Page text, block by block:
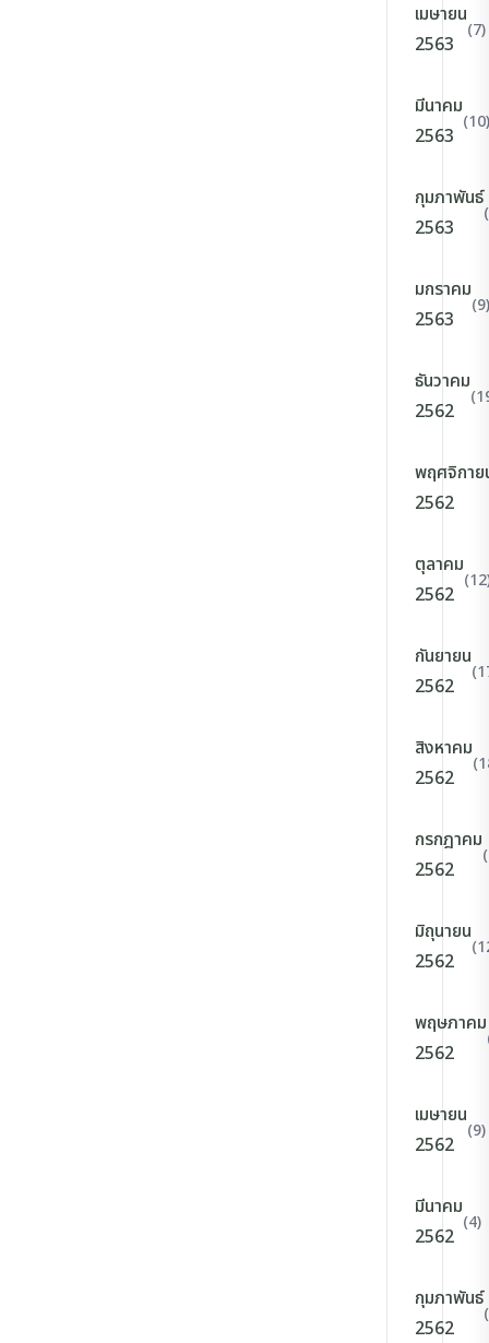
เมษายน
2563
(7)
มีนาคม
2563
(10)
กุมภาพันธ์
2563
มกราคม
2563
(9)
ธันวาคม
2562
พฤศจิกาย
2562
ตุลาคม
2562
กันยายน
2562
สิงหาคม
2562
กรกฎาคม
2562
มิถุนายน
2562
พฤษภาคม
2562
เมษายน
2562
(9)
มีนาคม
2562
(4)
กุมภาพันธ์
2562